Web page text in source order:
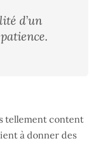
d’un
tellement content
à donner des